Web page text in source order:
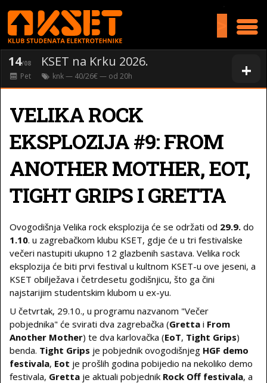
+
14/08 KSET na Krku 2026.
Pet knk— 40/26€ — od 20h
VELIKA ROCK
EKSPLOZIJA #9: FROM
ANOTHER MOTHER, EOT,
TIGHT GRIPS I GRETTA
Ovogodišnja Velika rock eksplozija će se održati od 29.9. do
1.10. u zagrebačkom klubu KSET, gdje će u tri festivalske
večeri nastupiti ukupno 12 glazbenih sastava. Velika rock
eksplozija će biti prvi festival u kultnom KSET-u ove jeseni, a
KSET obilježava i četrdesetu godišnjicu, što ga čini
najstarijim studentskim klubom u ex-yu.
U četvrtak, 29.10., u programu nazvanom "Večer
pobjednika" će svirati dva zagrebačka (Gretta i From
Another Mother) te dva karlovačka (EoT, Tight Grips)
benda. Tight Grips je pobjednik ovogodišnjeg HGF demo
festivala, Eot je prošlih godina pobijedio na nekoliko demo
festivala, Gretta je aktuali pobjednik Rock Off festivala, a